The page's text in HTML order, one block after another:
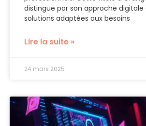
distingue par son approche digitale
solutions adaptées aux besoins
Lire la suite »
24 mars 2025